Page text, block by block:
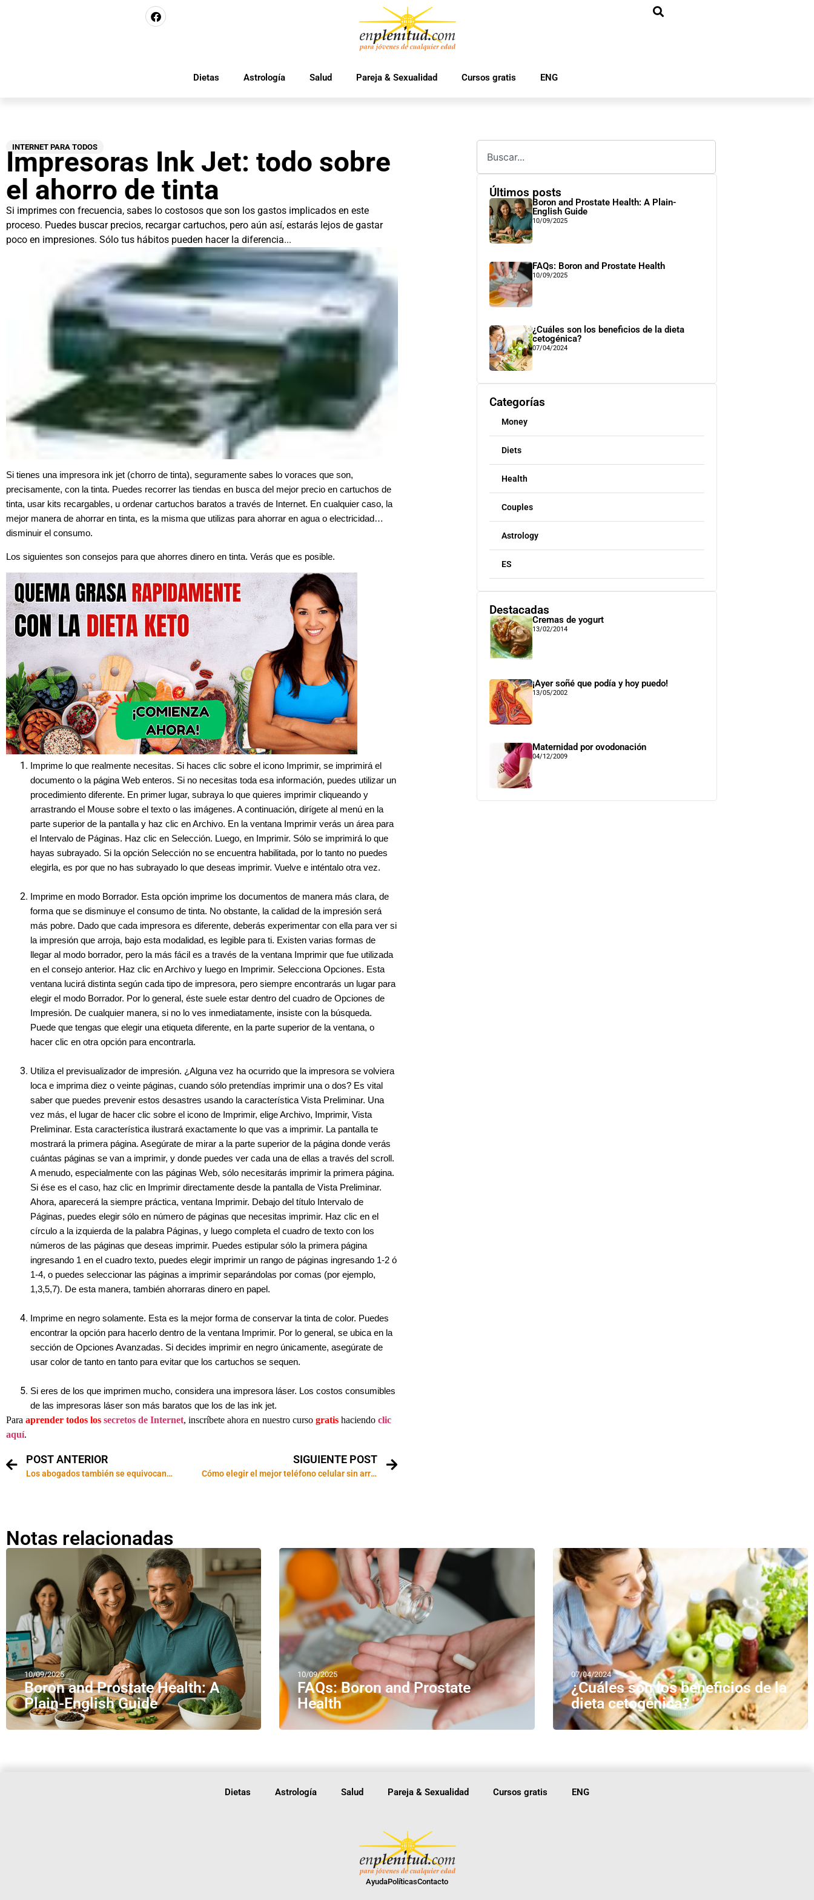
Dietas Astrología Salud Pareja & Sexualidad Cursos gratis ENG
INTERNET PARA TODOS
Impresoras Ink Jet: todo sobre
el ahorro de tinta
Si imprimes con frecuencia, sabes lo costosos que son los gastos implicados en este
proceso. Puedes buscar precios, recargar cartuchos, pero aún así, estarás lejos de gastar
poco en impresiones. Sólo tus hábitos pueden hacer la diferencia...
Si tienes una impresora ink jet (chorro de tinta), seguramente sabes lo voraces que son,
precisamente, con la tinta. Puedes recorrer las tiendas en busca del mejor precio en cartuchos de
tinta, usar kits recargables, u ordenar cartuchos baratos a través de Internet. En cualquier caso, la
mejor manera de ahorrar en tinta, es la misma que utilizas para ahorrar en agua o electricidad…
disminuir el consumo.
Los siguientes son consejos para que ahorres dinero en tinta. Verás que es posible.
Imprime lo que realmente necesitas. Si haces clic sobre el icono Imprimir, se imprimirá el
documento o la página Web enteros. Si no necesitas toda esa información, puedes utilizar un
procedimiento diferente. En primer lugar, subraya lo que quieres imprimir cliqueando y
arrastrando el Mouse sobre el texto o las imágenes. A continuación, dirígete al menú en la
parte superior de la pantalla y haz clic en Archivo. En la ventana Imprimir verás un área para
el Intervalo de Páginas. Haz clic en Selección. Luego, en Imprimir. Sólo se imprimirá lo que
hayas subrayado. Si la opción Selección no se encuentra habilitada, por lo tanto no puedes
elegirla, es por que no has subrayado lo que deseas imprimir. Vuelve e inténtalo otra vez.
Imprime en modo Borrador. Esta opción imprime los documentos de manera más clara, de
forma que se disminuye el consumo de tinta. No obstante, la calidad de la impresión será
más pobre. Dado que cada impresora es diferente, deberás experimentar con ella para ver si
la impresión que arroja, bajo esta modalidad, es legible para ti. Existen varias formas de
llegar al modo borrador, pero la más fácil es a través de la ventana Imprimir que fue utilizada
en el consejo anterior. Haz clic en Archivo y luego en Imprimir. Selecciona Opciones. Esta
ventana lucirá distinta según cada tipo de impresora, pero siempre encontrarás un lugar para
elegir el modo Borrador. Por lo general, éste suele estar dentro del cuadro de Opciones de
Impresión. De cualquier manera, si no lo ves inmediatamente, insiste con la búsqueda.
Puede que tengas que elegir una etiqueta diferente, en la parte superior de la ventana, o
hacer clic en otra opción para encontrarla.
Utiliza el previsualizador de impresión. ¿Alguna vez ha ocurrido que la impresora se volviera
loca e imprima diez o veinte páginas, cuando sólo pretendías imprimir una o dos? Es vital
saber que puedes prevenir estos desastres usando la característica Vista Preliminar. Una
vez más, el lugar de hacer clic sobre el icono de Imprimir, elige Archivo, Imprimir, Vista
Preliminar. Esta característica ilustrará exactamente lo que vas a imprimir. La pantalla te
mostrará la primera página. Asegúrate de mirar a la parte superior de la página donde verás
cuántas páginas se van a imprimir, y donde puedes ver cada una de ellas a través del scroll.
A menudo, especialmente con las páginas Web, sólo necesitarás imprimir la primera página.
Si ése es el caso, haz clic en Imprimir directamente desde la pantalla de Vista Preliminar.
Ahora, aparecerá la siempre práctica, ventana Imprimir. Debajo del título Intervalo de
Páginas, puedes elegir sólo en número de páginas que necesitas imprimir. Haz clic en el
círculo a la izquierda de la palabra Páginas, y luego completa el cuadro de texto con los
números de las páginas que deseas imprimir. Puedes estipular sólo la primera página
ingresando 1 en el cuadro texto, puedes elegir imprimir un rango de páginas ingresando 1-2 ó
1-4, o puedes seleccionar las páginas a imprimir separándolas por comas (por ejemplo,
1,3,5,7). De esta manera, también ahorraras dinero en papel.
Imprime en negro solamente. Esta es la mejor forma de conservar la tinta de color. Puedes
encontrar la opción para hacerlo dentro de la ventana Imprimir. Por lo general, se ubica en la
sección de Opciones Avanzadas. Si decides imprimir en negro únicamente, asegúrate de
usar color de tanto en tanto para evitar que los cartuchos se sequen.
Si eres de los que imprimen mucho, considera una impresora láser. Los costos consumibles
de las impresoras láser son más baratos que los de las ink jet.
Para aprender todos los secretos de Internet, inscríbete ahora en nuestro curso gratis haciendo clic
aquí.
POST ANTERIOR
Los abogados también se equivocan…
SIGUIENTE POST
Cómo elegir el mejor teléfono celular sin arruinar tu economía
Últimos posts
Boron and Prostate Health: A Plain-
English Guide
10/09/2025
FAQs: Boron and Prostate Health
10/09/2025
¿Cuáles son los beneficios de la dieta
cetogénica?
07/04/2024
Categorías
Money
Diets
Health
Couples
Astrology
ES
Destacadas
Cremas de yogurt
13/02/2014
¡Ayer soñé que podía y hoy puedo!
13/05/2002
Maternidad por ovodonación
04/12/2009
Notas relacionadas
10/09/2025
Boron and Prostate Health: A
Plain-English Guide
10/09/2025
FAQs: Boron and Prostate
Health
07/04/2024
¿Cuáles son los beneficios de la
dieta cetogénica?
Dietas Astrología Salud Pareja & Sexualidad Cursos gratis ENG
AyudaPolíticasContacto